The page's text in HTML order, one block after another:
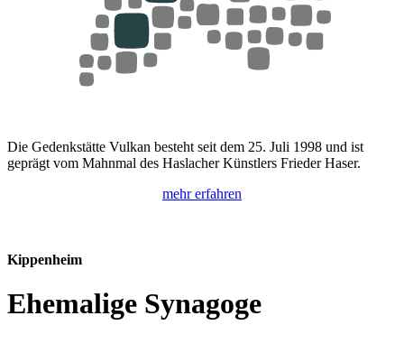
Die Gedenkstätte Vulkan besteht seit dem 25. Juli 1998 und ist
geprägt vom Mahnmal des Haslacher Künstlers Frieder Haser.
mehr erfahren
Kippenheim
Ehemalige Synagoge